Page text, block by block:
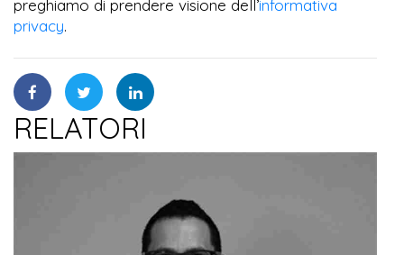
preghiamo di prendere visione dell’informativa
privacy.
RELATORI